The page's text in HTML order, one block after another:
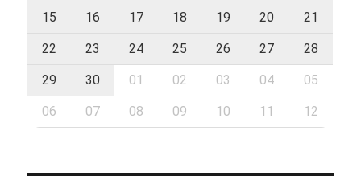
15 16 17 18 19 20 21
22 23 24 25 26 27 28
29 30 01 02 03 04 05
06 07 08 09 10 11 12